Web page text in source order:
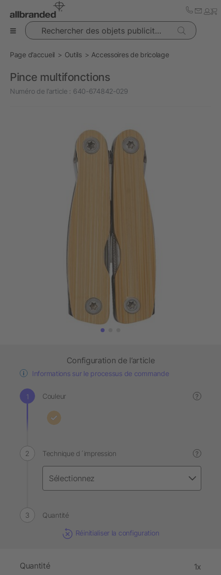
Rechercher des objets publicitaires
Page d’accueil Outils Accessoires de bricolage
Pince multifonctions
Numéro de l’article : 640-674842-029
Configuration de l’article
Informations sur le processus de commande
Couleur ?
Technique d´impression ?
Quantité
Réinitialiser la configuration
Quantité 1x